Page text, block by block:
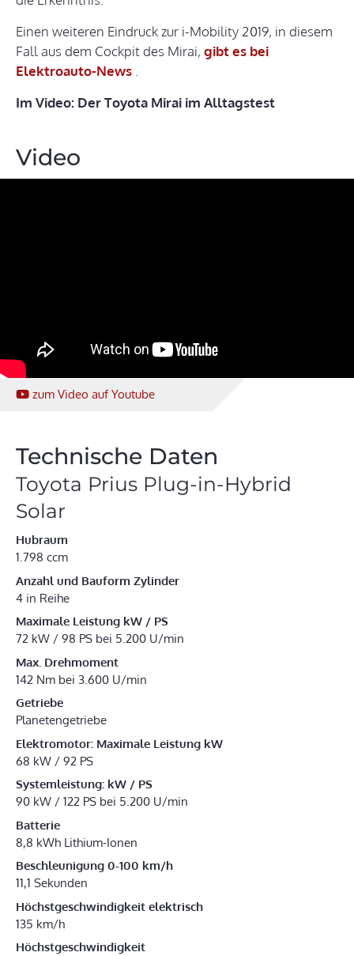
Einen weiteren Eindruck zur i-Mobility 2019, in diesem
Fall aus dem Cockpit des Mirai, gibt es bei
Elektroauto-News .
Im Video: Der Toyota Mirai im Alltagstest
Video
zum Video auf Youtube
Technische Daten
Toyota Prius Plug-in-Hybrid
Solar
Hubraum
1.798 ccm
Anzahl und Bauform Zylinder
4 in Reihe
Maximale Leistung kW / PS
72 kW / 98 PS bei 5.200 U/min
Max. Drehmoment
142 Nm bei 3.600 U/min
Getriebe
Planetengetriebe
Elektromotor: Maximale Leistung kW
68 kW / 92 PS
Systemleistung: kW / PS
90 kW / 122 PS bei 5.200 U/min
Batterie
8,8 kWh Lithium-Ionen
Beschleunigung 0-100 km/h
11,1 Sekunden
Höchstgeschwindigkeit elektrisch
135 km/h
Höchstgeschwindigkeit